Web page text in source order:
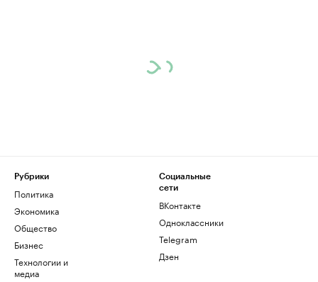
Рубрики
Политика
Экономика
Общество
Бизнес
Технологии и
медиа
Социальные
сети
ВКонтакте
Одноклассники
Telegram
Дзен